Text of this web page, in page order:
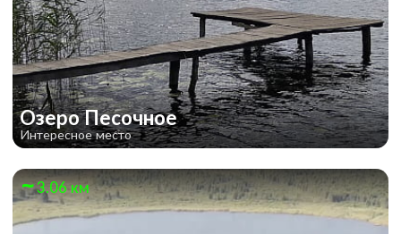
Озеро Песочное
Интересное место
3.06 км